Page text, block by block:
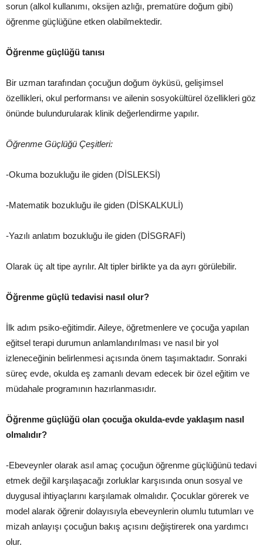
sorun (alkol kullanımı, oksijen azlığı, prematüre doğum gibi)
öğrenme güçlüğüne etken olabilmektedir.
Öğrenme güçlüğü tanısı
Bir uzman tarafından çocuğun doğum öyküsü, gelişimsel
özellikleri, okul performansı ve ailenin sosyokültürel özellikleri göz
önünde bulundurularak klinik değerlendirme yapılır.
Öğrenme Güçlüğü Çeşitleri:
-Okuma bozukluğu ile giden (DİSLEKSİ)
-Matematik bozukluğu ile giden (DİSKALKULİ)
-Yazılı anlatım bozukluğu ile giden (DİSGRAFİ)
Olarak üç alt tipe ayrılır. Alt tipler birlikte ya da ayrı görülebilir.
Öğrenme güçlü tedavisi nasıl olur?
İlk adım psiko-eğitimdir. Aileye, öğretmenlere ve çocuğa yapılan
eğitsel terapi durumun anlamlandırılması ve nasıl bir yol
izleneceğinin belirlenmesi açısında önem taşımaktadır. Sonraki
süreç evde, okulda eş zamanlı devam edecek bir özel eğitim ve
müdahale programının hazırlanmasıdır.
Öğrenme güçlüğü olan çocuğa okulda-evde yaklaşım nasıl
olmalıdır?
-Ebeveynler olarak asıl amaç çocuğun öğrenme güçlüğünü tedavi
etmek değil karşılaşacağı zorluklar karşısında onun sosyal ve
duygusal ihtiyaçlarını karşılamak olmalıdır. Çocuklar görerek ve
model alarak öğrenir dolayısıyla ebeveynlerin olumlu tutumları ve
mizah anlayışı çocuğun bakış açısını değiştirerek ona yardımcı
olur.